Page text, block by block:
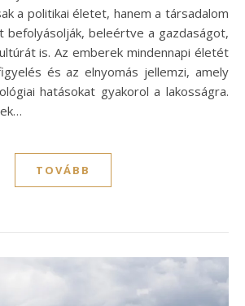
a politikai életet, hanem a társadalom
befolyásolják, beleértve a gazdaságot,
is. Az emberek mindennapi életét
és az elnyomás jellemzi, amely
hatásokat gyakorol a lakosságra.
TOVÁBB